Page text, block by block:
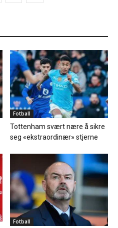
Fotball
Tottenham svært nære å sikre
seg «ekstraordinær» stjerne
Fotball